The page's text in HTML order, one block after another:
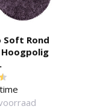
Soft Rond
Hoogpolig